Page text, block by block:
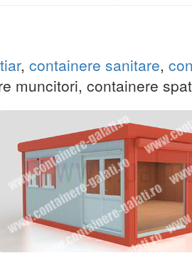
, containere sanitare,
muncitori, containere